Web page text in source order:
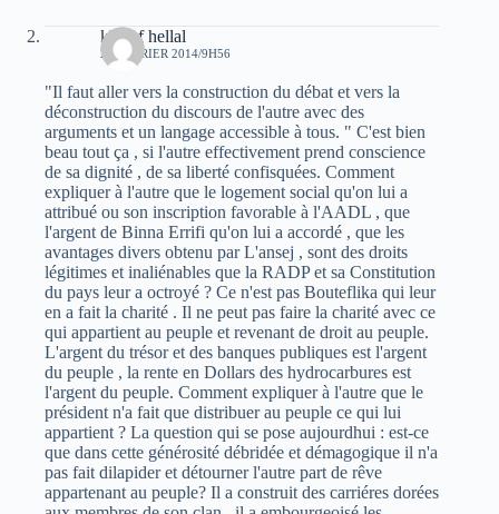
khelaf hellal
27 FÉVRIER 2014/9H56
"Il faut aller vers la construction du débat et vers la
déconstruction du discours de l'autre avec des
arguments et un langage accessible à tous. " C'est bien
beau tout ça , si l'autre effectivement prend conscience
de sa dignité , de sa liberté confisquées. Comment
expliquer à l'autre que le logement social qu'on lui a
attribué ou son inscription favorable à l'AADL , que
l'argent de Binna Errifi qu'on lui a accordé , que les
avantages divers obtenu par L'ansej , sont des droits
légitimes et inaliénables que la RADP et sa Constitution
du pays leur a octroyé ? Ce n'est pas Bouteflika qui leur
en a fait la charité . Il ne peut pas faire la charité avec ce
qui appartient au peuple et revenant de droit au peuple.
L'argent du trésor et des banques publiques est l'argent
du peuple , la rente en Dollars des hydrocarbures est
l'argent du peuple. Comment expliquer à l'autre que le
président n'a fait que distribuer au peuple ce qui lui
appartient ? La question qui se pose aujourdhui : est-ce
que dans cette générosité débridée et démagogique il n'a
pas fait dilapider et détourner l'autre part de rêve
appartenant au peuple? Il a construit des carriéres dorées